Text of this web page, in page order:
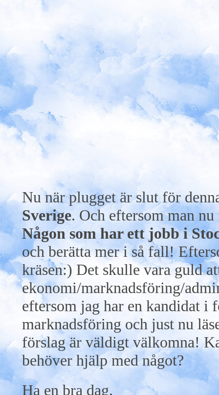
Nu när plugget är slut för
Sverige. Och eftersom man
Någon som har ett jobb i
och berätta mer i så fall!
kräsen:) Det skulle vara guld
ekonomi/marknadsföring/
eftersom jag har en kandidat i
marknadsföring och just nu
förslag är väldigt välkomna!
behöver hjälp med något?
Ha en bra dag.